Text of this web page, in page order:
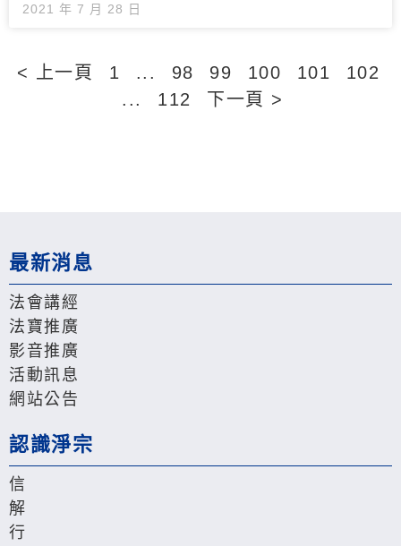
2021 年 7 月 28 日
< 上一頁 1 ... 98 99 100 101
102
...
112 下一頁 >
最新消息
法會講經
法寶推廣
影音推廣
活動訊息
網站公告
認識淨宗
信
解
行